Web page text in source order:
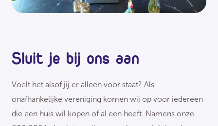
Sluit je bij ons aan
Voelt het alsof jij er alleen voor staat? Als
onafhankelijke vereniging komen wij op voor iedereen
die een huis wil kopen of al een heeft. Namens onze